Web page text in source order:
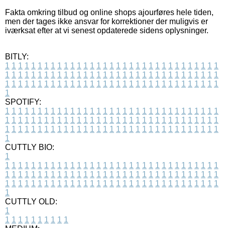
Fakta omkring tilbud og online shops ajourføres hele tiden,
men der tages ikke ansvar for korrektioner der muligvis er
iværksat efter at vi senest opdaterede sidens oplysninger.
BITLY:
1 1 1 1 1 1 1 1 1 1 1 1 1 1 1 1 1 1 1 1 1 1 1 1 1 1 1 1 1 1 1 1 1
1 1 1 1 1 1 1 1 1 1 1 1 1 1 1 1 1 1 1 1 1 1 1 1 1 1 1 1 1 1 1 1 1
1 1 1 1 1 1 1 1 1 1 1 1 1 1 1 1 1 1 1 1 1 1 1 1 1 1 1 1 1 1 1 1 1
1
SPOTIFY:
1 1 1 1 1 1 1 1 1 1 1 1 1 1 1 1 1 1 1 1 1 1 1 1 1 1 1 1 1 1 1 1 1
1 1 1 1 1 1 1 1 1 1 1 1 1 1 1 1 1 1 1 1 1 1 1 1 1 1 1 1 1 1 1 1 1
1 1 1 1 1 1 1 1 1 1 1 1 1 1 1 1 1 1 1 1 1 1 1 1 1 1 1 1 1 1 1 1 1
1
CUTTLY BIO:
1
1 1 1 1 1 1 1 1 1 1 1 1 1 1 1 1 1 1 1 1 1 1 1 1 1 1 1 1 1 1 1 1 1
1 1 1 1 1 1 1 1 1 1 1 1 1 1 1 1 1 1 1 1 1 1 1 1 1 1 1 1 1 1 1 1 1
1 1 1 1 1 1 1 1 1 1 1 1 1 1 1 1 1 1 1 1 1 1 1 1 1 1 1 1 1 1 1 1 1
1
CUTTLY OLD:
1
1 1 1 1 1 1 1 1 1 1